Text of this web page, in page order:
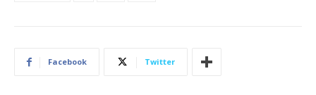
Facebook Twitter